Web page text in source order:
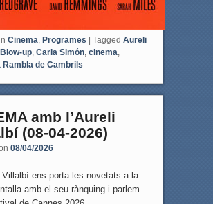
Cinema, Programes Tagged Aureli
Blow-up, Carla Simón, cinema,
Rambla de Cambrils
amb l’Aureli
(08-04-2026)
08/04/2026
Villalbí ens porta les novetats a la
amb el seu rànquing i parlem